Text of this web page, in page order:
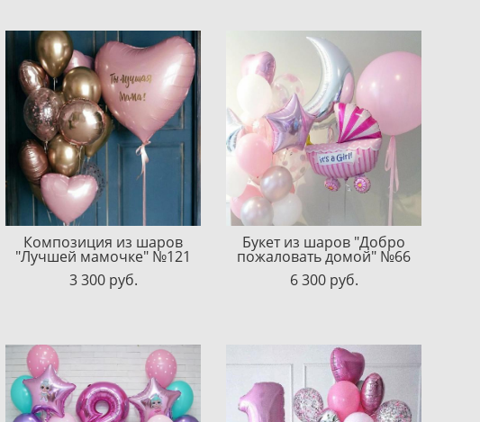
Композиция из шаров
"Лучшей мамочке" №121
3 300 pуб.
Букет из шаров "Добро
пожаловать домой" №66
6 300 pуб.